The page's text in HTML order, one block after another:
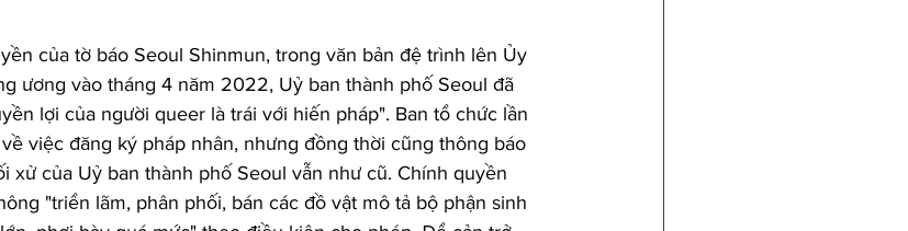
của tờ báo Seoul Shinmun, trong văn bản đệ trình lên Ủy
ương vào tháng 4 năm 2022, Uỷ ban thành phố Seoul đã
lợi của người queer là trái với hiến pháp". Ban tổ chức lần
việc đăng ký pháp nhân, nhưng đồng thời cũng thông báo
xử của Uỷ ban thành phố Seoul vẫn như cũ. Chính quyền
"triển lãm, phân phối, bán các đồ vật mô tả bộ phận sinh